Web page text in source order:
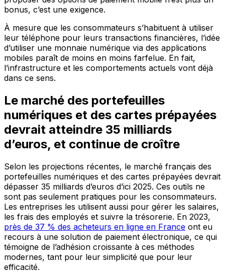
bonus, c’est une exigence.
À mesure que les consommateurs s’habituent à utiliser
leur téléphone pour leurs transactions financières, l’idée
d’utiliser une monnaie numérique via des applications
mobiles paraît de moins en moins farfelue. En fait,
l’infrastructure et les comportements actuels vont déjà
dans ce sens.
Le marché des portefeuilles
numériques et des cartes prépayées
devrait atteindre 35 milliards
d’euros, et continue de croître
Selon les projections récentes, le marché français des
portefeuilles numériques et des cartes prépayées devrait
dépasser 35 milliards d’euros d’ici 2025. Ces outils ne
sont pas seulement pratiques pour les consommateurs.
Les entreprises les utilisent aussi pour gérer les salaires,
les frais des employés et suivre la trésorerie. En 2023,
près de 37 % des acheteurs en ligne en France ont eu
recours à une solution de paiement électronique, ce qui
témoigne de l’adhésion croissante à ces méthodes
modernes, tant pour leur simplicité que pour leur
efficacité.